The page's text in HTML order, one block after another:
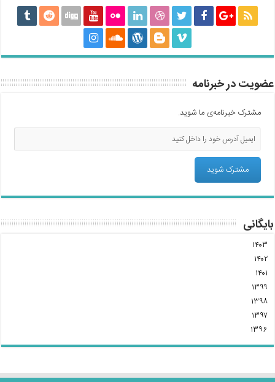
عضویت در خبرنامه
مشترک خبرنامه‌ی ما شوید.
بایگانی
۱۴۰۳
۱۴۰۲
۱۴۰۱
۱۳۹۹
۱۳۹۸
۱۳۹۷
۱۳۹۶